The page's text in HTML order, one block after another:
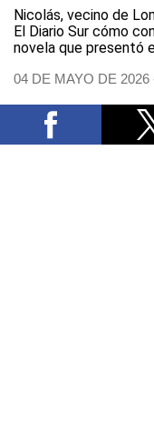
Nicolás, vecino de
El Diario Sur cómo
novela que presentó
04 DE MAYO DE 2026